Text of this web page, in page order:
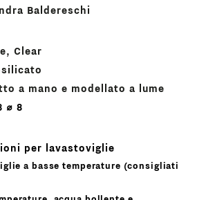
Baldereschi
Clear
a mano e modellato a lume
⌀ 8
per lavastoviglie
a basse temperature (consigliati